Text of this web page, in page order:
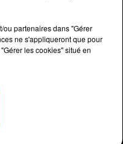
ou partenaires dans "Gérer
ne s'appliqueront que pour
les cookies" situé en